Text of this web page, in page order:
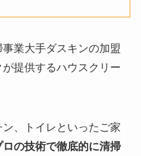
業大手ダスキンの加盟
提供するハウスクリー
、トイレといったご家
ロの技術で徹底的に清掃